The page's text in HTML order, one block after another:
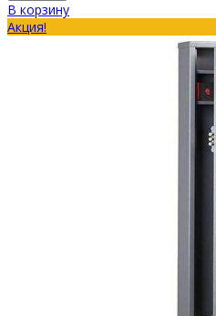
В корзину
Акция!